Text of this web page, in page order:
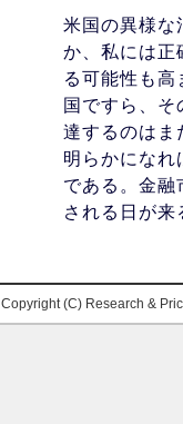
米国の異様な
か、私には正
る可能性も
国ですら、そ
達するのはま
明らかになれ
である。金
される日が
Copyright (C) Research &